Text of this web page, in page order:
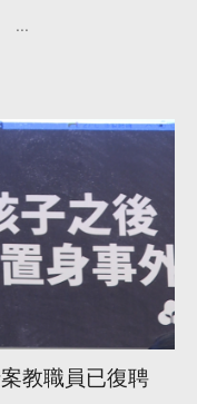
...
教職員已復聘